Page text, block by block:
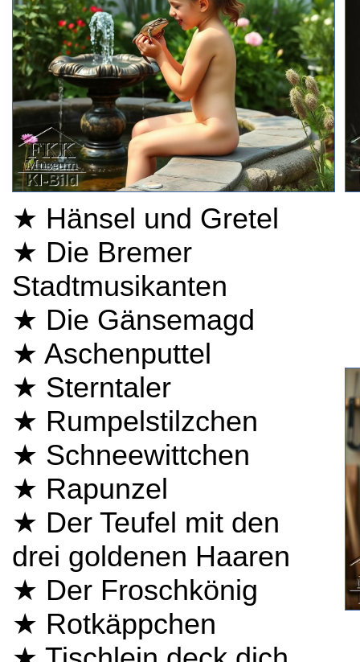
★ Hänsel und Gretel
★ Die Bremer
Stadtmusikanten
★ Die Gänsemagd
★ Aschenputtel
★ Sterntaler
★ Rumpelstilzchen
★ Schneewittchen
★ Rapunzel
★ Der Teufel mit den
drei goldenen Haaren
★ Der Froschkönig
★ Rotkäppchen